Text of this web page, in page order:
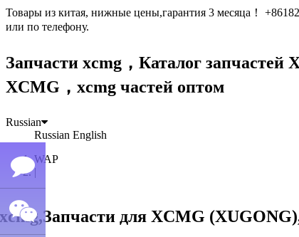
Товары из китая, нижные цены,гарантия 3 месяца！
или по телефону.
Запчасти xcmg，Каталог запчастей
XCMG，xcmg частей оптом
Russian
Russian English
WAP
|
Семён